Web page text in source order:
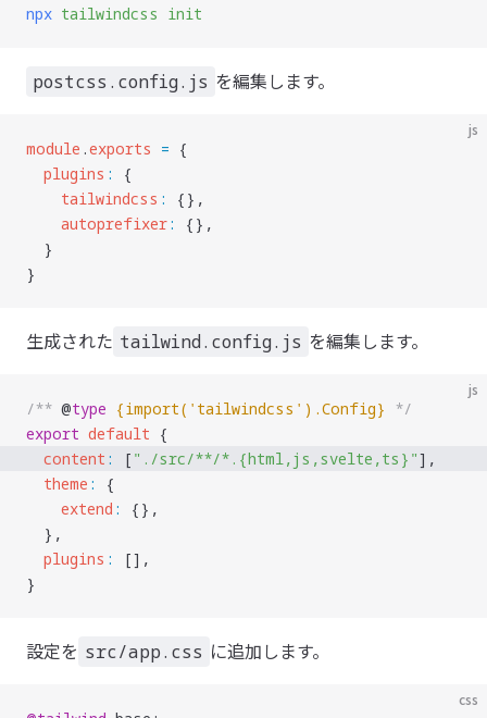
npx tailwindcss init
postcss.config.js を編集します。
js
module .exports = {
  plugins
:
{
    tailwindcss
:
{},
    autoprefixer
:
{},
  }
}
生成された tailwind.config.js を編集します。
js
/** @type {import('tailwindcss').Config} */
export default {
  content
: [ " ./src/**/*.{html,js,svelte,ts} "],
  theme
:
{
    extend
:
{},
  },
  plugins
:
[],
}
設定を src/app.css に追加します。
css